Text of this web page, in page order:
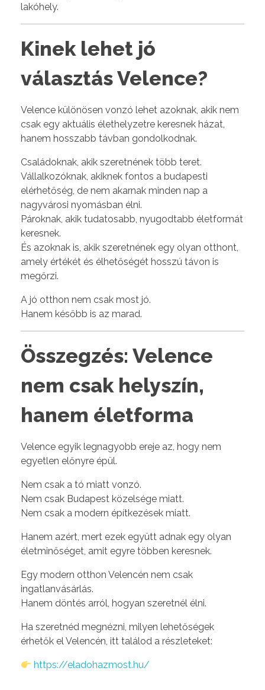
lakóhely.
Kinek lehet jó
választás Velence?
Velence különösen vonzó lehet azoknak, akik nem
csak egy aktuális élethelyzetre keresnek házat,
hanem hosszabb távban gondolkodnak.
Családoknak, akik szeretnének több teret.
Vállalkozóknak, akiknek fontos a budapesti
elérhetőség, de nem akarnak minden nap a
nagyvárosi nyomásban élni.
Pároknak, akik tudatosabb, nyugodtabb életformát
keresnek.
És azoknak is, akik szeretnének egy olyan otthont,
amely értékét és élhetőségét hosszú távon is
megőrzi.
A jó otthon nem csak most jó.
Hanem később is az marad.
Összegzés: Velence
nem csak helyszín,
hanem életforma
Velence egyik legnagyobb ereje az, hogy nem
egyetlen előnyre épül.
Nem csak a tó miatt vonzó.
Nem csak Budapest közelsége miatt.
Nem csak a modern építkezések miatt.
Hanem azért, mert ezek együtt adnak egy olyan
életminőséget, amit egyre többen keresnek.
Egy modern otthon Velencén nem csak
ingatlanvásárlás.
Hanem döntés arról, hogyan szeretnél élni.
Ha szeretnéd megnézni, milyen lehetőségek
érhetők el Velencén, itt találod a részleteket:
https://eladohazmost.hu/